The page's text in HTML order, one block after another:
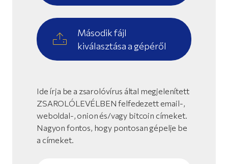
Második fájl
kiválasztása a gépéről
Ide írja be a zsarolóvírus által megjelenített
ZSAROLÓLEVÉLBEN felfedezett email-,
weboldal-, onion és/vagy bitcoin címeket.
Nagyon fontos, hogy pontosan gépelje be
a címeket.